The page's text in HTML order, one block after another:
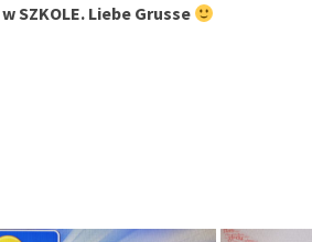
SZKOLE. Liebe Grusse